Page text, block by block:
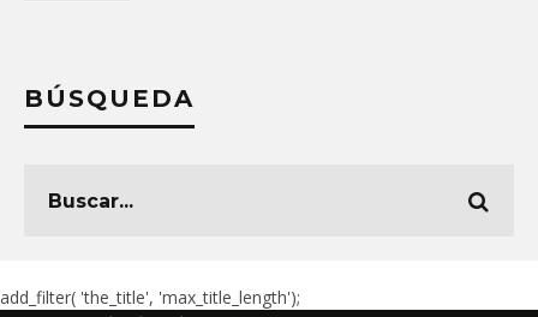
BÚSQUEDA
add_filter( 'the_title', 'max_title_length');